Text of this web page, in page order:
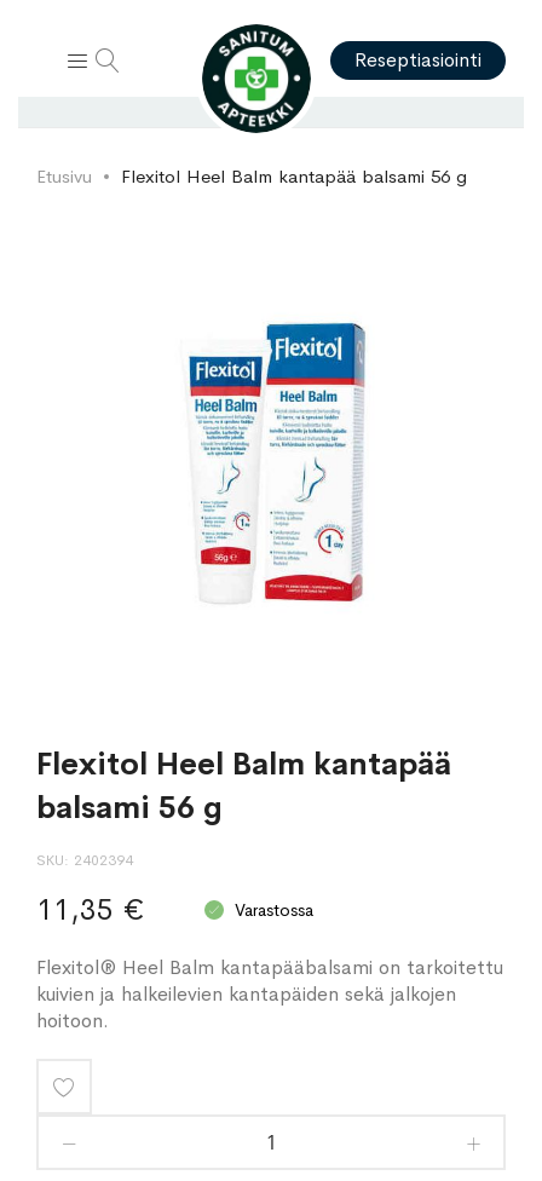
Reseptiasiointi
Etusivu Flexitol Heel Balm kantapää balsami 56 g
Flexitol Heel Balm kantapää
balsami 56 g
SKU 2402394
11,35 € Varastossa
Flexitol® Heel Balm kantapääbalsami on tarkoitettu
kuivien ja halkeilevien kantapäiden sekä jalkojen
hoitoon.
toivelistaan